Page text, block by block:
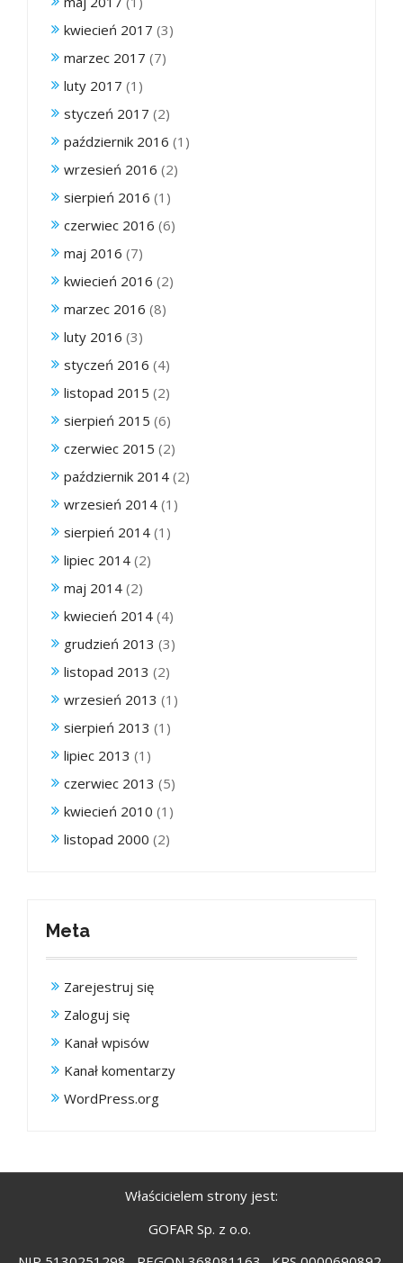
kwiecień 2017 (3)
marzec 2017 (7)
luty 2017 (1)
styczeń 2017 (2)
październik 2016 (1)
wrzesień 2016 (2)
sierpień 2016 (1)
czerwiec 2016 (6)
maj 2016 (7)
kwiecień 2016 (2)
marzec 2016 (8)
luty 2016 (3)
styczeń 2016 (4)
listopad 2015 (2)
sierpień 2015 (6)
czerwiec 2015 (2)
październik 2014 (2)
wrzesień 2014 (1)
sierpień 2014 (1)
lipiec 2014 (2)
maj 2014 (2)
kwiecień 2014 (4)
grudzień 2013 (3)
listopad 2013 (2)
wrzesień 2013 (1)
sierpień 2013 (1)
lipiec 2013 (1)
czerwiec 2013 (5)
kwiecień 2010 (1)
listopad 2000 (2)
Meta
Zarejestruj się
Zaloguj się
Kanał wpisów
Kanał komentarzy
WordPress.org
Właścicielem strony jest:
GOFAR Sp. z o.o.